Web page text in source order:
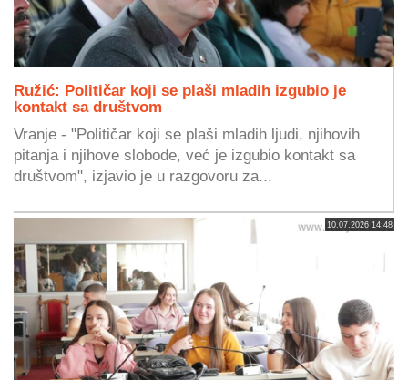
Ružić: Političar koji se plaši mladih izgubio je
kontakt sa društvom
Vranje - "Političar koji se plaši mladih ljudi, njihovih
pitanja i njihove slobode, već je izgubio kontakt sa
društvom", izjavio je u razgovoru za...
10.07.2026 14:48